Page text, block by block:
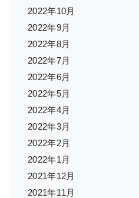
2022年10月
2022年9月
2022年8月
2022年7月
2022年6月
2022年5月
2022年4月
2022年3月
2022年2月
2022年1月
2021年12月
2021年11月